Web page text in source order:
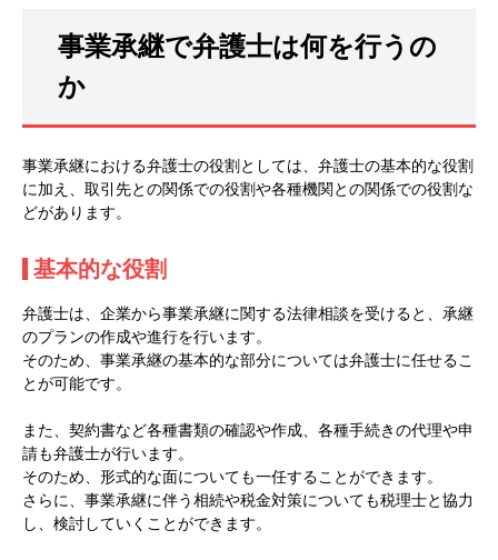
事業承継で弁護士は何を行うの
か
事業承継における弁護士の役割としては、弁護士の基本的な役割
に加え、取引先との関係での役割や各種機関との関係での役割な
どがあります。
基本的な役割
弁護士は、企業から事業承継に関する法律相談を受けると、承継
のプランの作成や進行を行います。
そのため、事業承継の基本的な部分については弁護士に任せるこ
とが可能です。
また、契約書など各種書類の確認や作成、各種手続きの代理や申
請も弁護士が行います。
そのため、形式的な面についても一任することができます。
さらに、事業承継に伴う相続や税金対策についても税理士と協力
し、検討していくことができます。